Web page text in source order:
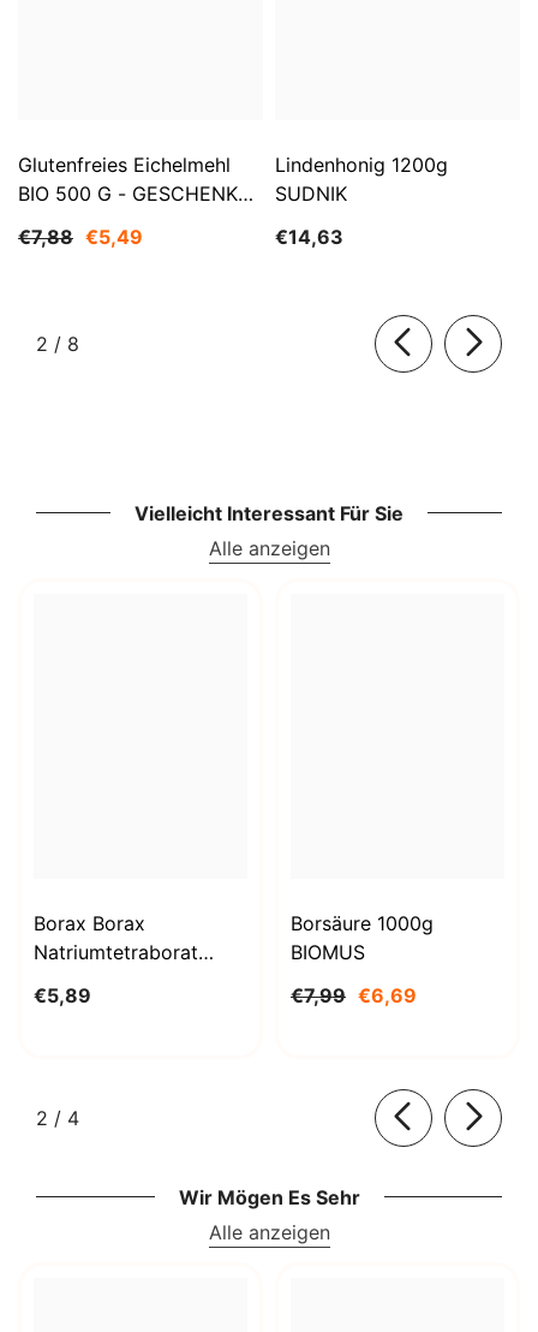
Glutenfreies Eichelmehl
BIO 500 G - GESCHENKE
€7,88 €5,49
Lindenhonig 1200g
SUDNIK
€14,63
2 / von
8
Vielleicht Interessant Für Sie
Alle anzeigen
Borax Borax
Natriumtetraborat
STANLAB
€5,89
Borsäure 1000g
BIOMUS
€7,99 €6,69
2 / von
4
Wir Mögen Es Sehr
Alle anzeigen